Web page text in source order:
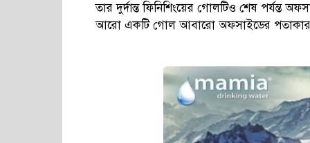
তার দুর্দান্ত ফিনিশিংয়ের গোলটিও শেষ পর্যন্ত
আরো একটি গোল আবারো অফসাইডের পতাকার